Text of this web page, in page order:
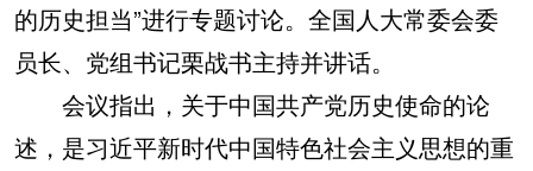
的历史担当”进行专题讨论。全国人大常委会委
员长、党组书记栗战书主持并讲话。
会议指出，关于中国共产党历史使命的论
述，是习近平新时代中国特色社会主义思想的重